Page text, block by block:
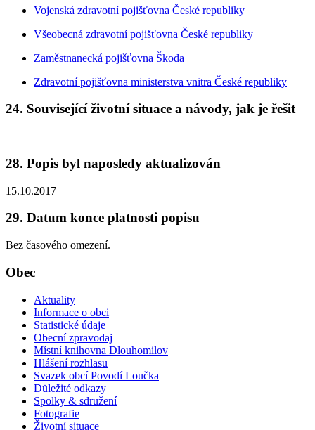
Vojenská zdravotní pojišťovna České republiky
Všeobecná zdravotní pojišťovna České republiky
Zaměstnanecká pojišťovna Škoda
Zdravotní pojišťovna ministerstva vnitra České republiky
24. Související životní situace a návody, jak je řešit
28. Popis byl naposledy aktualizován
15.10.2017
29. Datum konce platnosti popisu
Bez časového omezení.
Obec
Aktuality
Informace o obci
Statistické údaje
Obecní zpravodaj
Místní knihovna Dlouhomilov
Hlášení rozhlasu
Svazek obcí Povodí Loučka
Důležité odkazy
Spolky & sdružení
Fotografie
Životní situace